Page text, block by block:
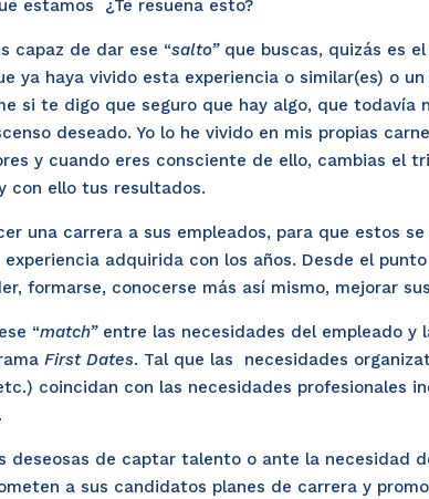
estamos ¿Te resuena esto?
capaz de dar ese “salto”que buscas, quizás es
ya haya vivido esta experiencia o similar(es) o un
si te digo que seguro que hay algo, que todavía
deseado. Yo lo he vivido en mis propias
y cuando eres consciente de ello, cambias el
con ello tus resultados.
una carrera a sus empleados, para que estos
adquirida con los años. Desde el
formarse, conocerse más así mismo, mejorar
“match”entre las necesidades del empleado y
First Dates. Tal que las necesidades
coincidan con las necesidades profesionales
deseosas de captar talento o ante la necesidad
a sus candidatos planes de carrera y